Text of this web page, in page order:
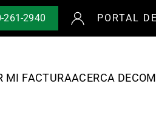
261-2940 PORTAL
MI FACTURAACERCA DE